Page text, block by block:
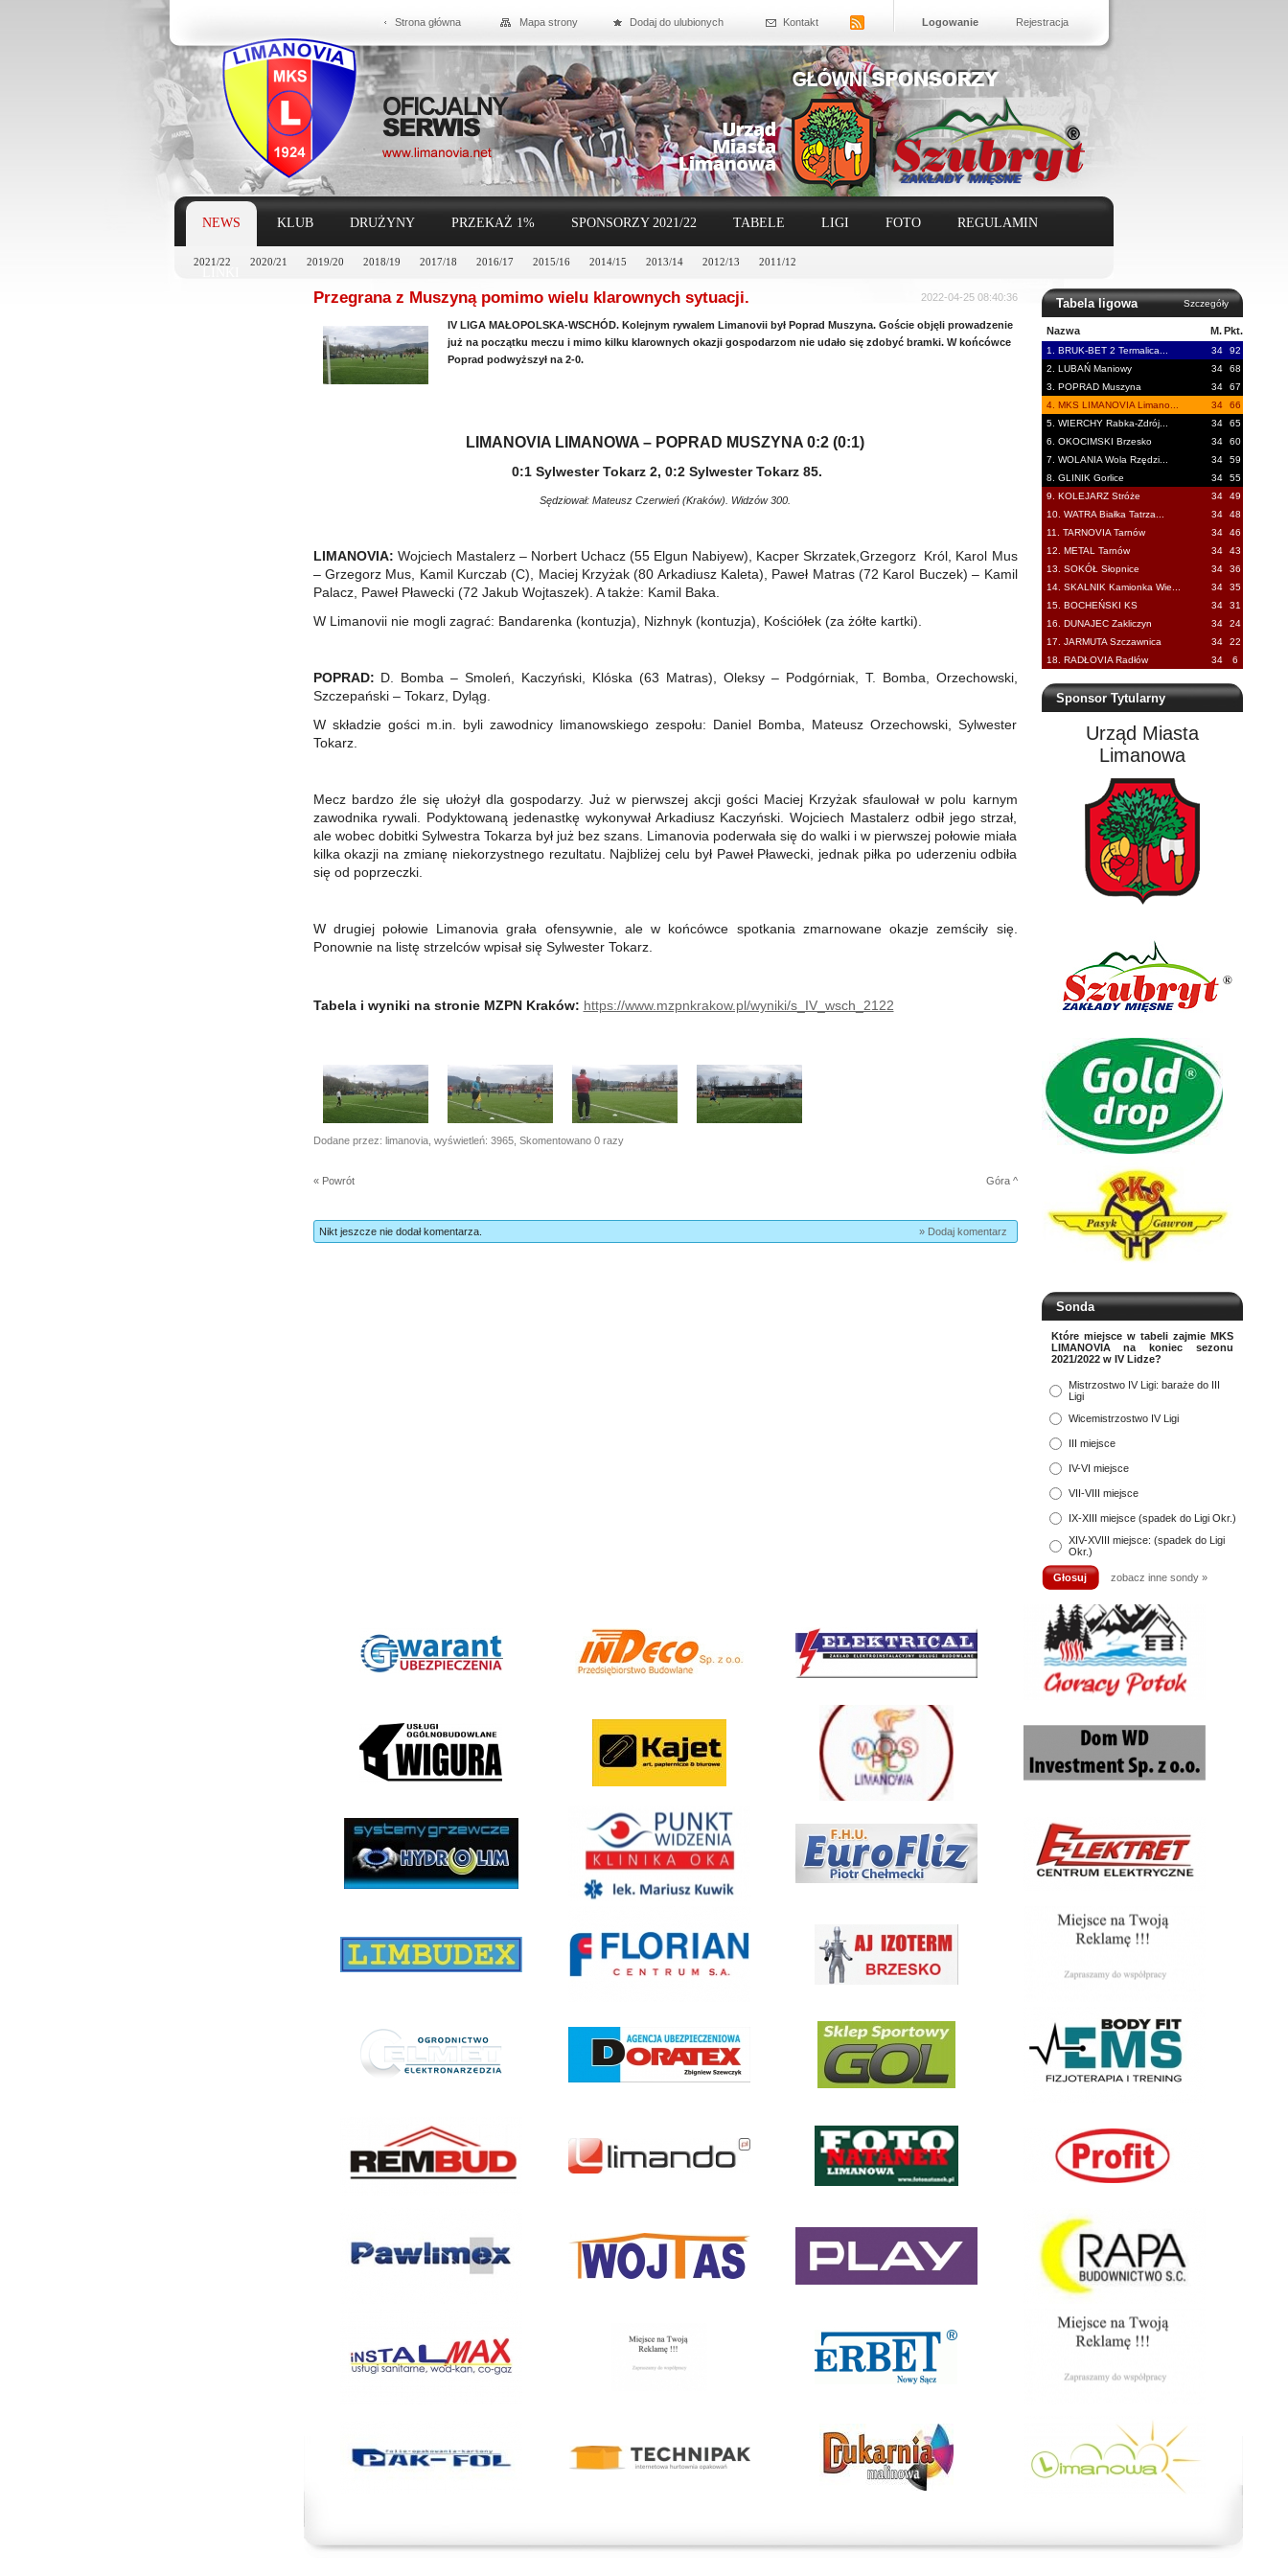
Strona główna Mapa strony Dodaj do ulubionych Kontakt Logowanie Rejestracja
NEWS
2021/22 2020/21 2019/20 2018/19 2017/18 2016/17 2015/16 2014/15 2013/14 2012/13 2011/12
KLUB DRUŻYNY PRZEKAŻ 1% SPONSORZY 2021/22 TABELE LIGI FOTO REGULAMIN
Tabela ligowa Szczegóły
Nazwa M. Pkt.
1. BRUK-BET 2 Termalica... 34
92
2. LUBAŃ Maniowy
34
68
3. POPRAD Muszyna
34
67
4. MKS LIMANOVIA Limano...
34
66
5. WIERCHY Rabka-Zdrój...
34
65
6. OKOCIMSKI Brzesko
34
60
7. WOLANIA Wola Rzędzi...
34
59
8. GLINIK Gorlice
34
55
9. KOLEJARZ Stróże
34
49
10. WATRA Białka Tatrza...
34
48
11. TARNOVIA Tarnów
34
46
12. METAL Tarnów
34
43
13. SOKÓŁ Słopnice
34
36
14. SKALNIK Kamionka Wie...
34
35
15. BOCHEŃSKI KS
34
31
16. DUNAJEC Zakliczyn
34
24
17. JARMUTA Szczawnica
34
22
18. RADŁOVIA Radłów
34 6
Sponsor Tytularny
Urząd Miasta
Limanowa
Sonda
Które miejsce w tabeli zajmie MKS
LIMANOVIA na koniec sezonu
2021/2022 w IV Lidze?
Mistrzostwo IV Ligi: baraże do III
Ligi
Wicemistrzostwo IV Ligi
III miejsce
IV-VI miejsce
VII-VIII miejsce
IX-XIII miejsce (spadek do Ligi Okr.)
XIV-XVIII miejsce: (spadek do Ligi
Okr.)
zobacz inne sondy »
Przegrana z Muszyną pomimo wielu klarownych sytuacji. 2022-04-25 08:40:36
IV LIGA MAŁOPOLSKA-WSCHÓD. Kolejnym rywalem Limanovii był Poprad Muszyna. Goście objęli prowadzenie
już na początku meczu i mimo kilku klarownych okazji gospodarzom nie udało się zdobyć bramki. W końcówce
Poprad podwyższył na 2-0.
LIMANOVIA LIMANOWA – POPRAD MUSZYNA 0:2 (0:1)
0:1 Sylwester Tokarz 2, 0:2 Sylwester Tokarz 85.
Sędziował: Mateusz Czerwień (Kraków). Widzów 300.
LIMANOVIA: Wojciech Mastalerz – Norbert Uchacz (55 Elgun Nabiyew), Kacper Skrzatek,Grzegorz Król, Karol Mus
– Grzegorz Mus, Kamil Kurczab (C), Maciej Krzyżak (80 Arkadiusz Kaleta), Paweł Matras (72 Karol Buczek) – Kamil
Palacz, Paweł Pławecki (72 Jakub Wojtaszek). A także: Kamil Baka.
W Limanovii nie mogli zagrać: Bandarenka (kontuzja), Nizhnyk (kontuzja), Kościółek (za żółte kartki).
POPRAD: D. Bomba – Smoleń, Kaczyński, Klóska (63 Matras), Oleksy – Podgórniak, T. Bomba, Orzechowski,
Szczepański – Tokarz, Dyląg.
W składzie gości m.in. byli zawodnicy limanowskiego zespołu: Daniel Bomba, Mateusz Orzechowski, Sylwester
Tokarz.
Mecz bardzo źle się ułożył dla gospodarzy. Już w pierwszej akcji gości Maciej Krzyżak sfaulował w polu karnym
zawodnika rywali. Podyktowaną jedenastkę wykonywał Arkadiusz Kaczyński. Wojciech Mastalerz odbił jego strzał,
ale wobec dobitki Sylwestra Tokarza był już bez szans. Limanovia poderwała się do walki i w pierwszej połowie miała
kilka okazji na zmianę niekorzystnego rezultatu. Najbliżej celu był Paweł Pławecki, jednak piłka po uderzeniu odbiła
się od poprzeczki.
W drugiej połowie Limanovia grała ofensywnie, ale w końcówce spotkania zmarnowane okazje zemściły się.
Ponownie na listę strzelców wpisał się Sylwester Tokarz.
Tabela i wyniki na stronie MZPN Kraków: https://www.mzpnkrakow.pl/wyniki/s_IV_wsch_2122
Dodane przez: limanovia, wyświetleń: 3965, Skomentowano 0 razy
« Powrót Góra ^
Nikt jeszcze nie dodał komentarza. » Dodaj komentarz